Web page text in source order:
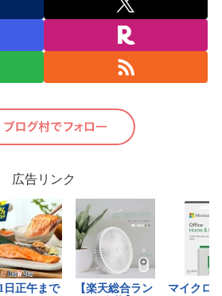
広告リンク